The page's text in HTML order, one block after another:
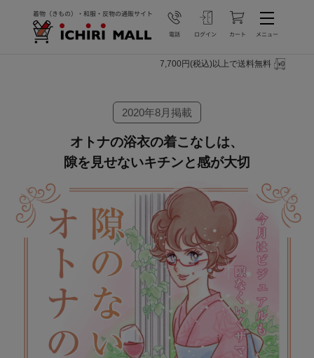
7,700円(税込)以上で送料無料
2020年8月掲載
オトナの浴衣の着こなしは、
隙を見せないキチンと感が大切